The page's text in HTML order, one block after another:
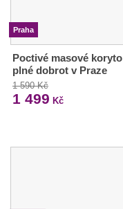
Praha
Poctivé masové koryto
plné dobrot v Praze
1 590 Kč
1 499 Kč